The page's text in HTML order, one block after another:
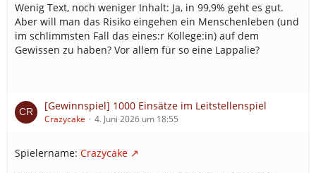
Wenig Text, noch weniger Inhalt: Ja, in 99,9% geht es gut.
Aber will man das Risiko eingehen ein Menschenleben (und
im schlimmsten Fall das eines:r Kollege:in) auf dem
Gewissen zu haben? Vor allem für so eine Lappalie?
[Gewinnspiel] 1000 Einsätze im Leitstellenspiel
Crazycake 4. Juni 2026 um 18:55
Spielername: Crazycake